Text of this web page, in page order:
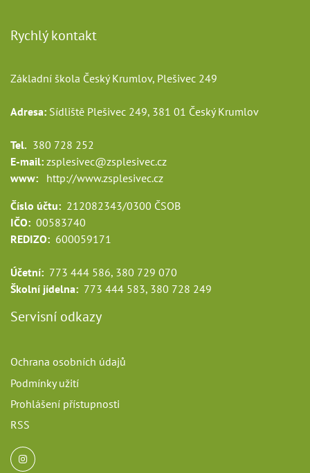
Rychlý kontakt
Základní škola Český Krumlov, Plešivec 249
Adresa: Sídliště Plešivec 249, 381 01 Český Krumlov
Tel. 380 728 252
E-mail: zsplesivec@zsplesivec.cz
www: http://www.zsplesivec.cz
Číslo účtu: 212082343/0300 ČSOB
IČO: 00583740
REDIZO: 600059171
Účetní: 773 444 586, 380 729 070
Školní jídelna: 773 444 583, 380 728 249
Servisní odkazy
Ochrana osobních údajů
Podmínky užití
Prohlášení přístupnosti
RSS